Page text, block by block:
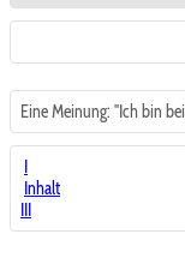
Eine Meinung: "Ich bin bei
I
Inhalt
III